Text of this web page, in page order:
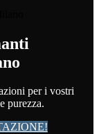
per i vostri
purezza.